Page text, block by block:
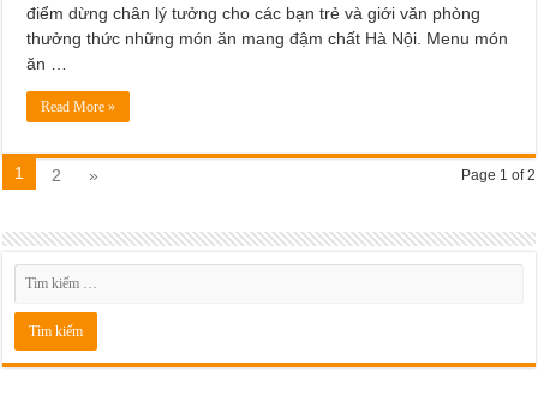
điểm dừng chân lý tưởng cho các bạn trẻ và giới văn phòng
thưởng thức những món ăn mang đậm chất Hà Nội. Menu món
ăn …
Read More »
Page 1 of 2
1 2 »